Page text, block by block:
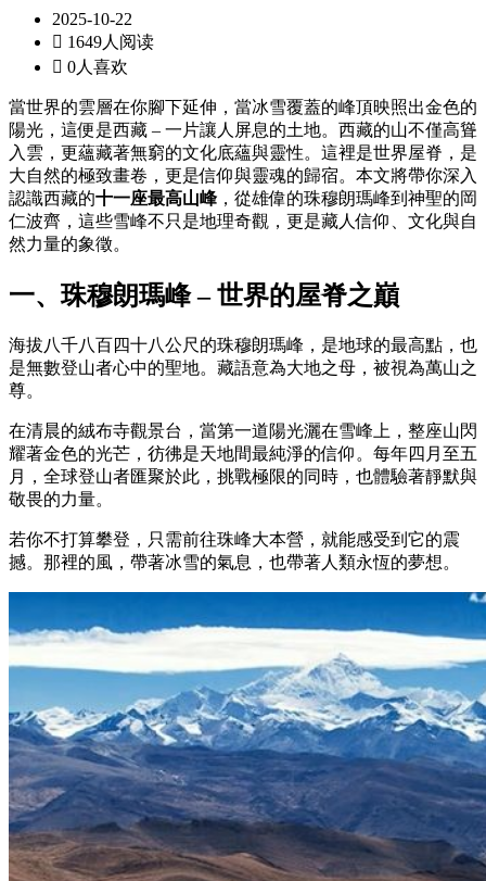
2025-10-22
 1649人阅读
 0人喜欢
當世界的雲層在你腳下延伸，當冰雪覆蓋的峰頂映照出金色的
陽光，這便是西藏 – 一片讓人屏息的土地。西藏的山不僅高聳
入雲，更蘊藏著無窮的文化底蘊與靈性。這裡是世界屋脊，是
大自然的極致畫卷，更是信仰與靈魂的歸宿。本文將帶你深入
認識西藏的十一座最高山峰，從雄偉的珠穆朗瑪峰到神聖的岡
仁波齊，這些雪峰不只是地理奇觀，更是藏人信仰、文化與自
然力量的象徵。
一、珠穆朗瑪峰 – 世界的屋脊之巔
海拔八千八百四十八公尺的珠穆朗瑪峰，是地球的最高點，也
是無數登山者心中的聖地。藏語意為大地之母，被視為萬山之
尊。
在清晨的絨布寺觀景台，當第一道陽光灑在雪峰上，整座山閃
耀著金色的光芒，彷彿是天地間最純淨的信仰。每年四月至五
月，全球登山者匯聚於此，挑戰極限的同時，也體驗著靜默與
敬畏的力量。
若你不打算攀登，只需前往珠峰大本營，就能感受到它的震
撼。那裡的風，帶著冰雪的氣息，也帶著人類永恆的夢想。